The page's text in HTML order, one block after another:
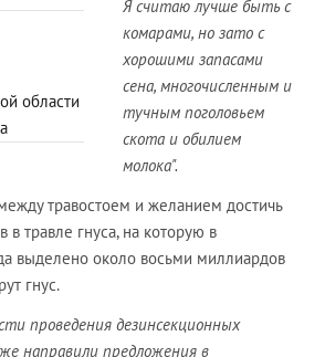
области
Я считаю лучше быть с
комарами, но зато с
хорошими запасами
сена, многочисленным и
тучным поголовьем
скота и обилием
молока".
травостоем и желанием достичь
в травле гнуса, на которую в
выделено около восьми миллиардов
гнус.
проведения дезинсекционных
направили предложения в